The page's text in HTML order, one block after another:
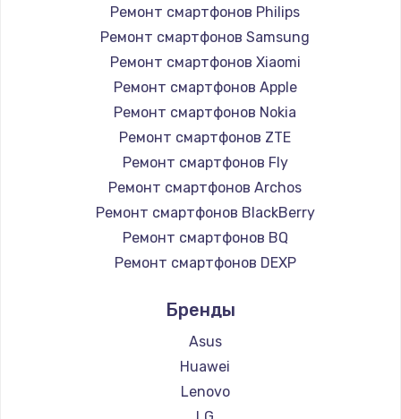
1225 руб.
Заказать
Замена жесткого диска
1250 руб.
Заказать
Ремонт цепей питания
3000 руб.
Заказать
Замена видеокарты
2100 руб.
Заказать
Ремонт смартфонов Philips
Ремонт смартфонов Samsung
Ремонт смартфонов Xiaomi
Ремонт смартфонов Apple
Ремонт смартфонов Nokia
Ремонт смартфонов ZTE
Ремонт смартфонов Fly
Ремонт смартфонов Archos
Ремонт смартфонов BlackBerry
Ремонт смартфонов BQ
Ремонт смартфонов DEXP
Ремонт смартфонов Ginzzu
Ремонт смартфонов Highscreen
Ремонт смартфонов Irbis
Ремонт смартфонов Kyocera
Ремонт смартфонов LeEco
Бренды
Asus
Huawei
Lenovo